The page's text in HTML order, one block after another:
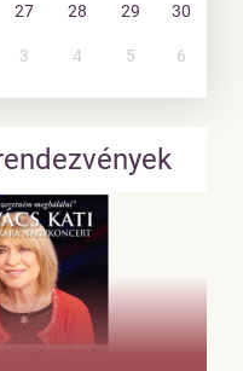
27 28 29 30
3 4 5 6